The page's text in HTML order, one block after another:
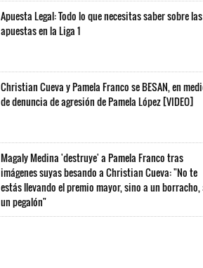
Apuesta Legal: Todo lo que necesitas saber sobre las
apuestas en la Liga 1
Christian Cueva y Pamela Franco se BESAN, en
de denuncia de agresión de Pamela López [VIDEO]
Magaly Medina 'destruye' a Pamela Franco tras
imágenes suyas besando a Christian Cueva: "No te
estás llevando el premio mayor, sino a un borracho,
un pegalón"